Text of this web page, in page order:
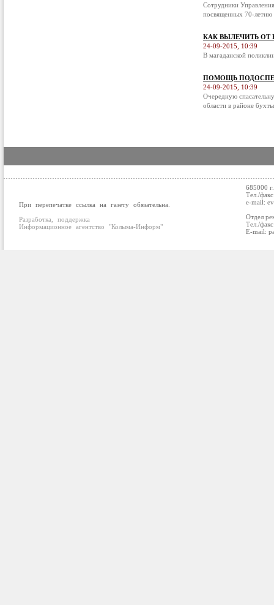
Сотрудники
посвященных 70-летию
КАК ВЫЛЕЧИТЬ ОТ
24-09-2015, 10:39
В магаданской
ПОМОЩЬ
24-09-2015, 10:39
Очередную
области в районе
При перепечатке ссылка на газету обязательна.
Разработка, поддержка
Информационное агентство "Колыма-Информ"
685000
Тел./
e-mail:
Отдел
Тел./
E-mail: